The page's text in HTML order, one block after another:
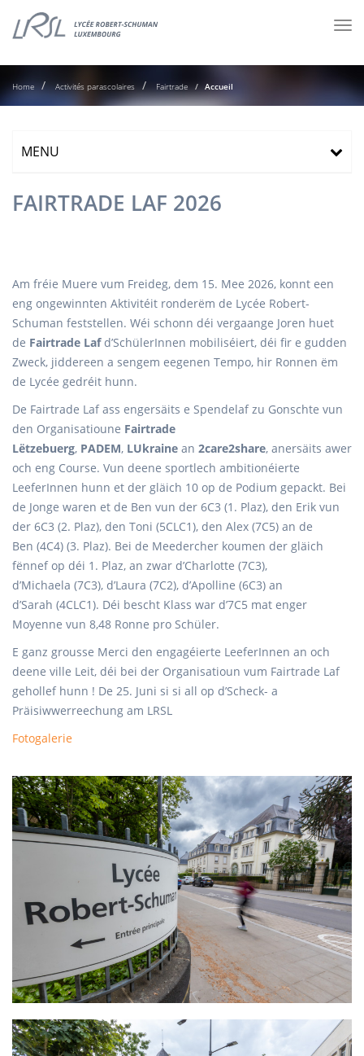
Home Activités parascolaires Fairtrade Accueil
MENU
FAIRTRADE LAF 2026
Am fréie Muere vum Freideg, dem 15. Mee 2026, konnt een
eng ongewinnten Aktivitéit ronderëm de Lycée Robert-
Schuman feststellen. Wéi schonn déi vergaange Joren huet
de Fairtrade Lafd’SchülerInnen mobiliséiert, déi fir e gudden
Zweck, jiddereen a sengem eegenen Tempo, hir Ronnen ëm
de Lycée gedréit hunn.
De Fairtrade Laf ass engersäits e Spendelaf zu Gonschte vun
den Organisatioune Fairtrade
Lëtzebuerg, PADEM, LUkraine an 2care2share, anersäits awer
och eng Course. Vun deene sportlech ambitionéierte
LeeferInnen hunn et der gläich 10 op de Podium gepackt. Bei
de Jonge waren et de Ben vun der 6C3 (1. Plaz), den Erik vun
der 6C3 (2. Plaz), den Toni (5CLC1), den Alex (7C5) an de
Ben (4C4) (3. Plaz). Bei de Meedercher koumen der gläich
fënnef op déi 1. Plaz, an zwar d’Charlotte (7C3),
d’Michaela (7C3), d’Laura (7C2), d’Apolline (6C3) an
d’Sarah (4CLC1). Déi bescht Klass war d’7C5 mat enger
Moyenne vun 8,48 Ronne pro Schüler.
E ganz grousse Merci den engagéierte LeeferInnen an och
deene ville Leit, déi bei der Organisatioun vum Fairtrade Laf
gehollef hunn ! De 25. Juni si si all op d’Scheck- a
Präisiwwerreechung am LRSL
Fotogalerie